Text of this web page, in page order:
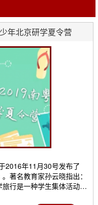
年北京研学夏令营
2016年11月30号发布了
著名教育家孙云晓指出：
行是一种学生集体活动，